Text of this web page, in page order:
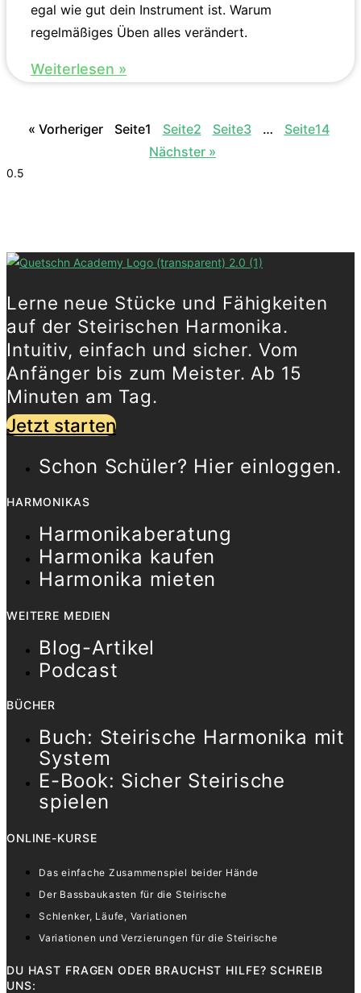
egal wie gut dein Instrument ist. Warum
regelmäßiges Üben alles verändert.
Weiterlesen »
« Vorheriger Seite1 Seite2 Seite3 … Seite14
Nächster »
Lerne neue Stücke und Fähigkeiten
auf der Steirischen Harmonika.
Intuitiv, einfach und sicher. Vom
Anfänger bis zum Meister. Ab 15
Minuten am Tag.
Jetzt starten
Schon Schüler? Hier einloggen.
HARMONIKAS
Harmonikaberatung
Harmonika kaufen
Harmonika mieten
WEITERE MEDIEN
Blog-Artikel
Podcast
BÜCHER
Buch: Steirische Harmonika mit
System
E-Book: Sicher Steirische
spielen
ONLINE-KURSE
Das einfache Zusammenspiel beider Hände
Der Bassbaukasten für die Steirische
Schlenker, Läufe, Variationen
Variationen und Verzierungen für die Steirische
DU HAST FRAGEN ODER BRAUCHST HILFE? SCHREIB
UNS: